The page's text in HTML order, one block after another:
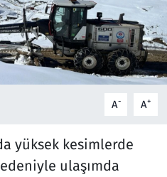
A- A+
yüksek kesimlerde
ulaşımda